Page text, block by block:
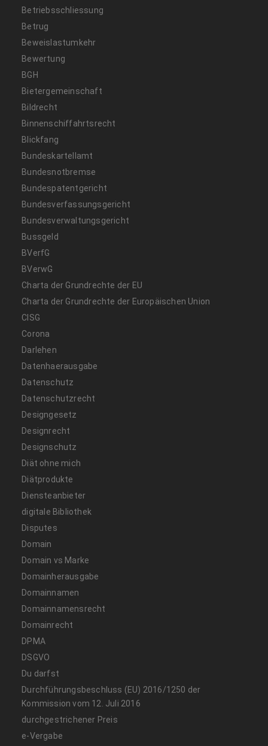
Betriebsschliessung
Betrug
Beweislastumkehr
Bewertung
BGH
Bietergemeinschaft
Bildrecht
Binnenschiffahrtsrecht
Blickfang
Bundeskartellamt
Bundesnotbremse
Bundespatentgericht
Bundesverfassungsgericht
Bundesverwaltungsgericht
Bussgeld
BVerfG
BVerwG
Charta der Grundrechte der EU
Charta der Grundrechte der Europäischen Union
CISG
Corona
Darlehen
Datenhaerausgabe
Datenschutz
Datenschutzrecht
Designgesetz
Designrecht
Designschutz
Diät ohne mich
Diätprodukte
Diensteanbieter
digitale Bibliothek
Disputes
Domain
Domain vs Marke
Domainherausgabe
Domainnamen
Domainnamensrecht
Domainrecht
DPMA
DSGVO
Du darfst
Durchführungsbeschluss (EU) 2016/1250 der
Kommission vom 12. Juli 2016
durchgestrichener Preis
e-Vergabe